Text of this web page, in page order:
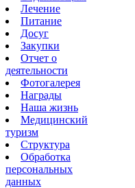
Лечение
Питание
Досуг
Закупки
Отчет о
деятельности
Фотогалерея
Награды
Наша жизнь
Медицинский
туризм
Структура
Обработка
персональных
данных